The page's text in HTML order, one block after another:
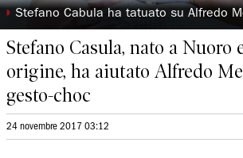
◗ Stefano Cabula ha tatuato su Alfredo
Stefano Casula, nato a Nuoro
origine, ha aiutato Alfredo
gesto-choc
24 novembre 2017 03:12